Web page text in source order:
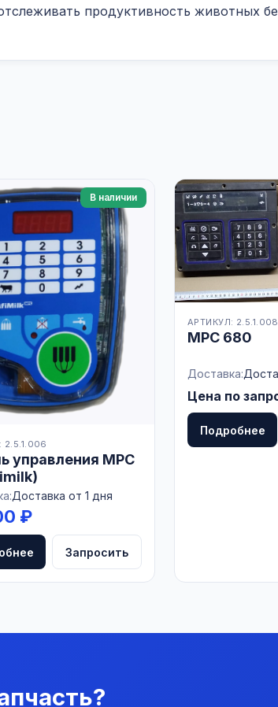
продуктивность животных
В наличии
управления MPC
Доставка от 1 дня
₽
Запросить
АРТИКУЛ: 2.5.1.008
MPC 680
Доставка:
Цена по
Подробнее